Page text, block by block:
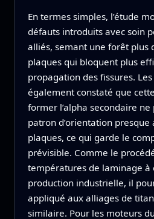
En termes simples, l’étude
défauts introduits avec soin
alliés, semant une forêt plus
plaques qui bloquent plus
propagation des fissures.
également constaté que
former l’alpha secondaire
patron d’orientation
plaques, ce qui garde le
prévisible. Comme le
températures de laminage à
production industrielle, il
appliqué aux alliages de
similaire. Pour les moteurs